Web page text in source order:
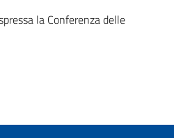
la Conferenza delle